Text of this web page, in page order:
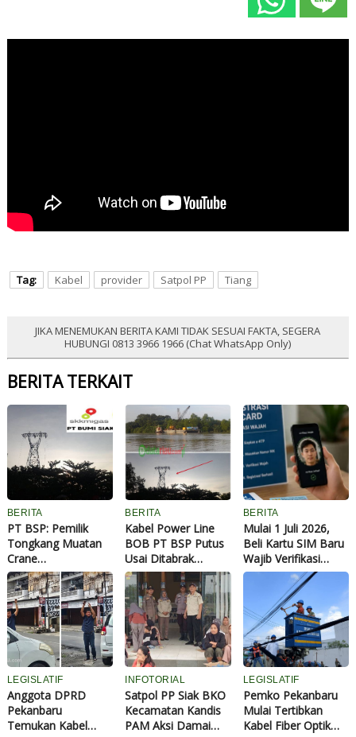
Tag: Kabel provider Satpol PP Tiang
JIKA MENEMUKAN BERITA KAMI TIDAK SESUAI FAKTA, SEGERA
HUBUNGI 0813 3966 1966 (Chat WhatsApp Only)
BERITA TERKAIT
BERITA
PT BSP: Pemilik
Tongkang Muatan
Crane
Tanggungjawab
Penuh atas
Pergantian
Material...
BERITA
Kabel Power Line
BOB PT BSP Putus
Usai Ditabrak
Tongkang Muatan
Crane di Aliran
Sungai Siak
Perawang
BERITA
Mulai 1 Juli 2026,
Beli Kartu SIM Baru
Wajib Verifikasi
Wajah, Ini Aturan
Lengkap, Cara
Registrasi, dan
Sanksinya
LEGISLATIF
Anggota DPRD
Pekanbaru
Temukan Kabel
INFOTORIAL
Satpol PP Siak BKO
Kecamatan Kandis
PAM Aksi Damai
LEGISLATIF
Pemko Pekanbaru
Mulai Tertibkan
Kabel Fiber Optik